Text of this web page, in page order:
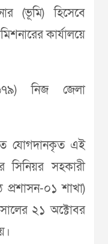
(ভূমি) হিসেবে
কার্যালয়ে
নিজ জেলা
যোগদানকৃত এই
সিনিয়র সহকারী
প্রশাসন-০১ শাখা)
২১ অক্টোবর